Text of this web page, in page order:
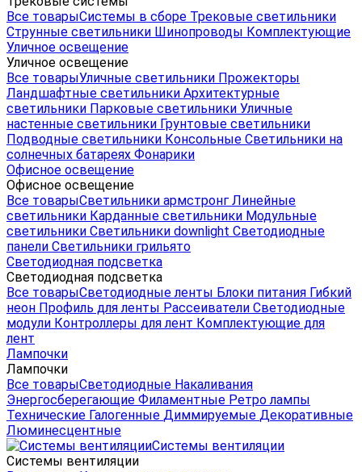
Все товарыСистемы в сборе Трековые светильники
Струнные светильники Шинопроводы Комплектующие
Уличное освещение
Уличное освещение
Все товарыУличные светильники Прожекторы
Ландшафтные светильники Архитектурные
светильники Парковые светильники Уличные
настенные светильники Грунтовые светильники
Подводные светильники Консольные Светильники на
солнечных батареях Фонарики
Офисное освещение
Офисное освещение
Все товарыСветильники армстронг Линейные
светильники Карданные светильники Модульные
светильники Светильники downlight Светодиодные
панели Светильники грильято
Светодиодная подсветка
Светодиодная подсветка
Все товарыСветодиодные ленты Блоки питания Гибкий
неон Профиль для ленты Рассеиватели Светодиодные
модули Контроллеры для лент Комплектующие для
лент
Лампочки
Лампочки
Все товарыСветодиодные Накаливания
Энергосберегающие Филаментные Ретро лампы
Технические Галогенные Диммируемые Декоративные
Люминесцентные
Системы вентиляции
Системы вентиляции